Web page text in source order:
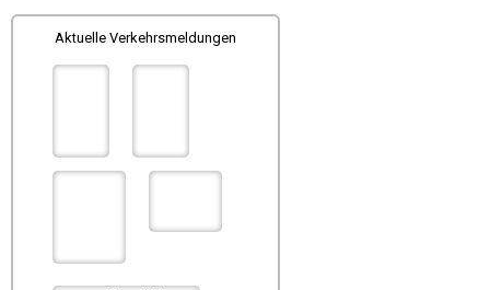
Beiträge
Aktuelle Verkehrsmeldungen